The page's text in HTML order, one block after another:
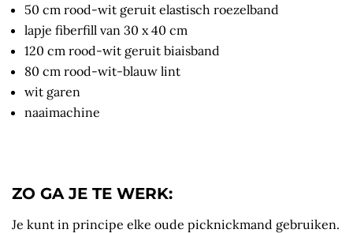
50 cm rood-wit geruit elastisch roezelband
lapje fiberfill van 30 x 40 cm
120 cm rood-wit geruit biaisband
80 cm rood-wit-blauw lint
wit garen
naaimachine
ZO GA JE TE WERK:
Je kunt in principe elke oude picknickmand gebruiken.